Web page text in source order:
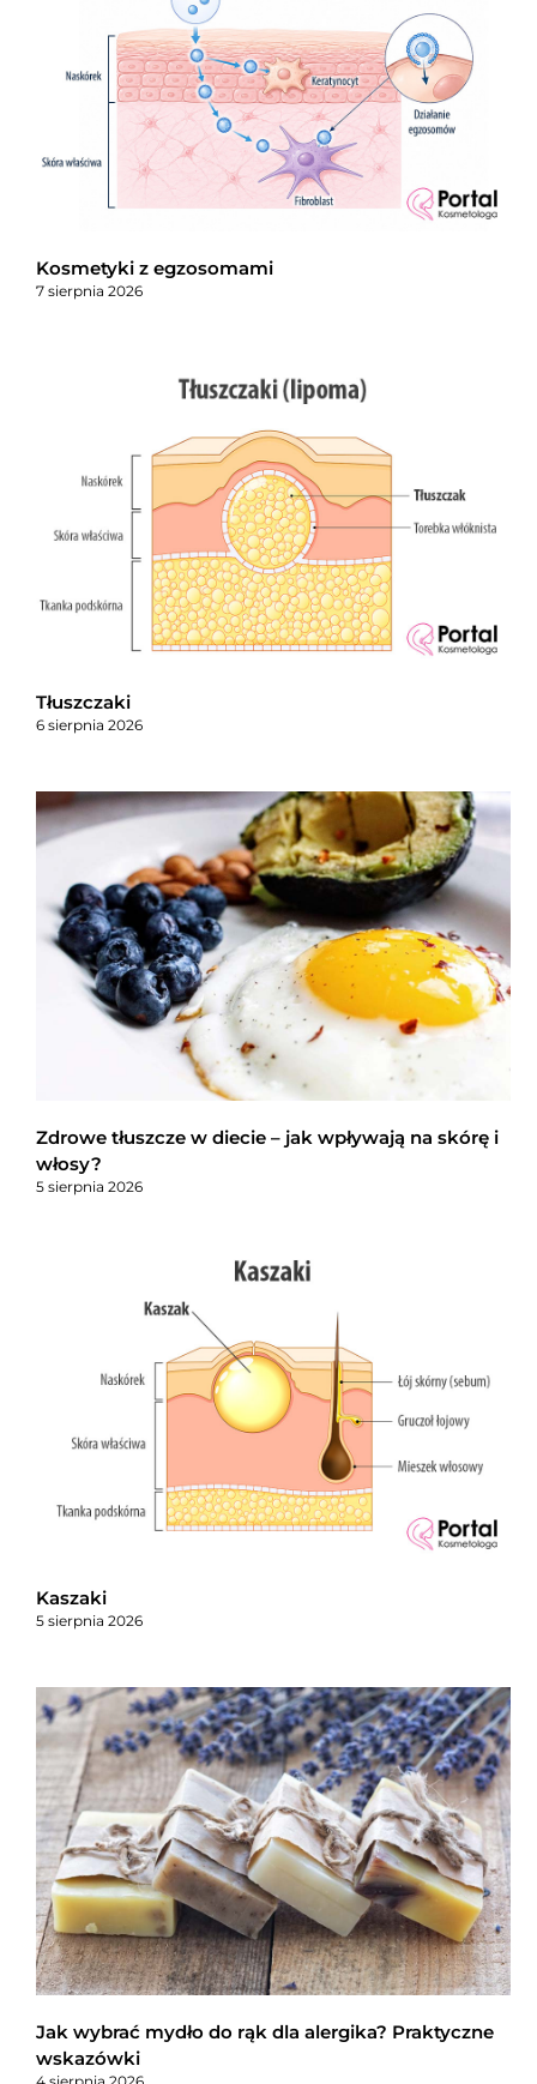
Kosmetyki z egzosomami
7 sierpnia 2026
Tłuszczaki
6 sierpnia 2026
Zdrowe tłuszcze w diecie – jak wpływają na skórę i
włosy?
5 sierpnia 2026
Kaszaki
5 sierpnia 2026
Jak wybrać mydło do rąk dla alergika? Praktyczne
wskazówki